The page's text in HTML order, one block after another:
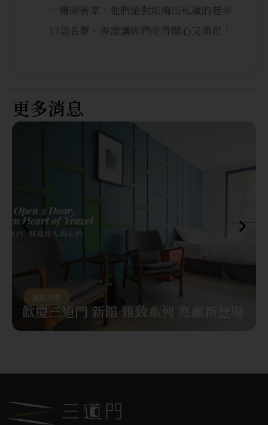
一樓問管家，他們絕對能掏出私藏的巷弄
口袋名單，保證讓妳們吃得開心又滿足！
更多消息
最新消息
歡慶三道門 新館 雅致系列 亮麗新登場